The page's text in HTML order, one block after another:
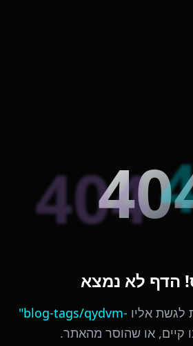
404
הדף לא נמצא
לגשת אליו "blog-tags/qydvm-
קיים, או שהוסר מהאתר.